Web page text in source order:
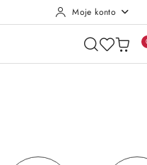
Moje konto